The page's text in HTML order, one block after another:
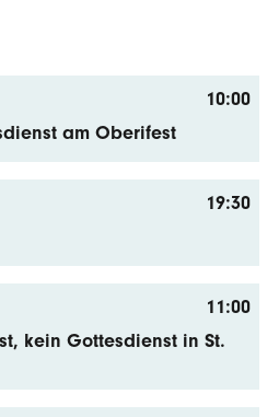
10:00
am Oberifest
19:30
11:00
kein Gottesdienst in St.